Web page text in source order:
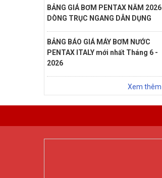
BẢNG GIÁ BƠM PENTAX NĂM 2026
DÒNG TRỤC NGANG DÂN DỤNG
BẢNG BÁO GIÁ MÁY BƠM NƯỚC
PENTAX ITALY mới nhất Tháng 6 -
2026
Xem thêm